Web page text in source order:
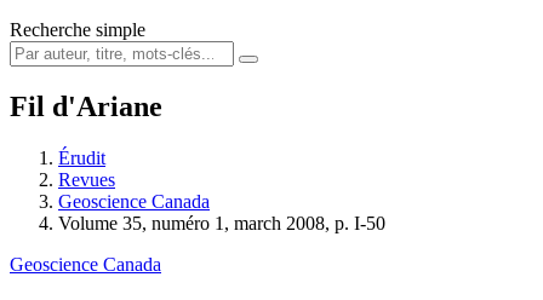
Recherche simple
Fil d'Ariane
Érudit
Revues
Geoscience Canada
Volume 35, numéro 1, march 2008, p. I-50
Geoscience Canada